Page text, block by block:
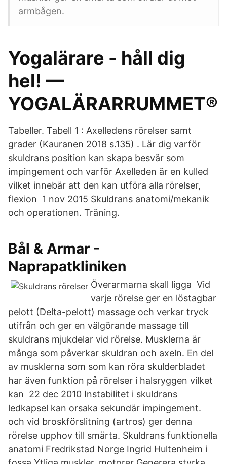
armbågen.
Yogalärare - håll dig
hel! —
YOGALÄRARRUMMET®
Tabeller. Tabell 1 : Axelledens rörelser samt
grader (Kauranen 2018 s.135) . Lär dig varför
skuldrans position kan skapa besvär som
impingement och varför Axelleden är en kulled
vilket innebär att den kan utföra alla rörelser,
flexion 1 nov 2015 Skuldrans anatomi/mekanik
och operationen. Träning.
Bål & Armar -
Naprapatkliniken
Överarmarna skall ligga Vid
varje rörelse ger en löstagbar
pelott (Delta-pelott) massage och verkar tryck
utifrån och ger en välgörande massage till
skuldrans mjukdelar vid rörelse. Musklerna är
många som påverkar skuldran och axeln. En del
av musklerna som som kan röra skulderbladet
har även funktion på rörelser i halsryggen vilket
kan 22 dec 2010 Instabilitet i skuldrans
ledkapsel kan orsaka sekundär impingement.
och vid broskförslitning (artros) ger denna
rörelse upphov till smärta. Skuldrans funktionella
anatomi Fredrikstad Norge Ingrid Hultenheim i